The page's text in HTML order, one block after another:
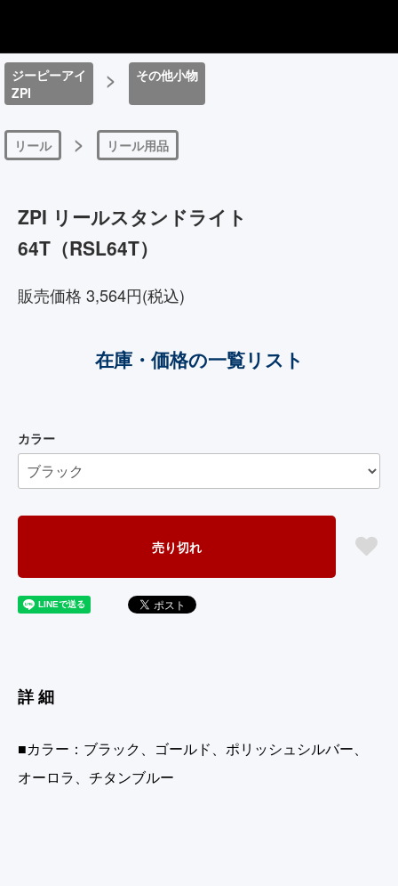
ジーピーアイ
ZPI
> その他小物
リール > リール用品
ZPI リールスタンドライト
64T（RSL64T）
販売価格 3,564円(税込)
在庫・価格の一覧リスト
カラー
売り切れ
詳細
■カラー：ブラック、ゴールド、ポリッシュシルバー、
オーロラ、チタンブルー